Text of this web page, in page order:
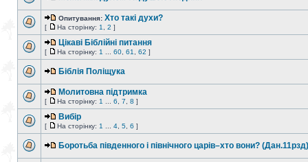
Опитування: Хто такі духи?
[ На сторінку: 1 2 ]
Цікаві Біблійні питання
[ На сторінку: 1 60 61 62 ]
Біблія Поліщука
Молитовна підтримка
[ На сторінку: 1 6 7 8 ]
Вибір
[ На сторінку: 1 4 5 6 ]
Боротьба південного і північного царів–хто вони? (Дан.11рзд)